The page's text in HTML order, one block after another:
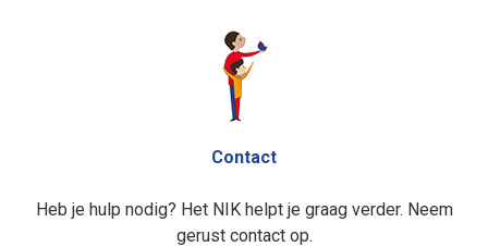
Contact
Heb je hulp nodig? Het NIK helpt je graag verder. Neem
gerust contact op.